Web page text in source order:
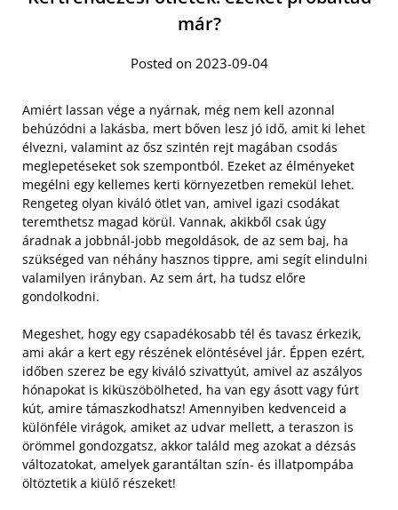
már?
Posted on 2023-09-04
Amiért lassan vége a nyárnak, még nem kell azonnal
behúzódni a lakásba, mert bőven lesz jó idő, amit ki lehet
élvezni, valamint az ősz szintén rejt magában csodás
meglepetéseket sok szempontból. Ezeket az élményeket
megélni egy kellemes kerti környezetben remekül lehet.
Rengeteg olyan kiváló ötlet van, amivel igazi csodákat
teremthetsz magad körül. Vannak, akikből csak úgy
áradnak a jobbnál-jobb megoldások, de az sem baj, ha
szükséged van néhány hasznos tippre, ami segít elindulni
valamilyen irányban. Az sem árt, ha tudsz előre
gondolkodni.
Megeshet, hogy egy csapadékosabb tél és tavasz érkezik,
ami akár a kert egy részének elöntésével jár. Éppen ezért,
időben szerez be egy kiváló szivattyút, amivel az aszályos
hónapokat is kiküszöbölheted, ha van egy ásott vagy fúrt
kút, amire támaszkodhatsz! Amennyiben kedvenceid a
különféle virágok, amiket az udvar mellett, a teraszon is
örömmel gondozgatsz, akkor találd meg azokat a dézsás
változatokat, amelyek garantáltan szín- és illatpompába
öltöztetik a kiülő részeket!